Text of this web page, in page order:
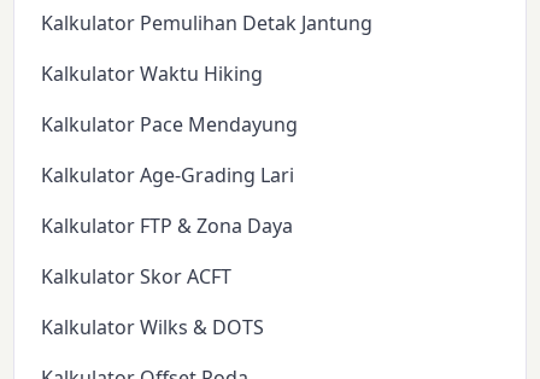
Kalkulator Pemulihan Detak Jantung
Kalkulator Waktu Hiking
Kalkulator Pace Mendayung
Kalkulator Age-Grading Lari
Kalkulator FTP & Zona Daya
Kalkulator Skor ACFT
Kalkulator Wilks & DOTS